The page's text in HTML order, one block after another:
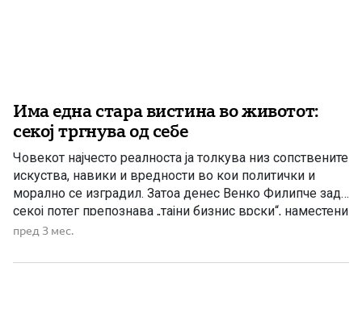
Има една стара вистина во животот:
секој тргнува од себе
Човекот најчесто реалноста ја толкува низ сопствените
искуства, навики и вредности во кои политички и
морално се изградил. Затоа денес Венко Филипче зад
секој потег препознава „тајни бизнис врски“, наместени
тендери, договорени судски пресуди, влијанија врз
Очигледно, таквиот начин на функционирање за него
пред 3 мес.